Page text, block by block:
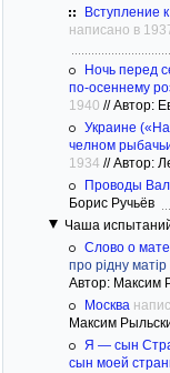
Вступление
написано в
Ночь перед
по-осеннему
1940 //Автор:
Украине
челном
1934 //Автор:
Проводы
Борис Ручьёв
Чаша
Слово о
про рідну матір
Автор: Максим
Москва
Максим
Я — сын
сын моей